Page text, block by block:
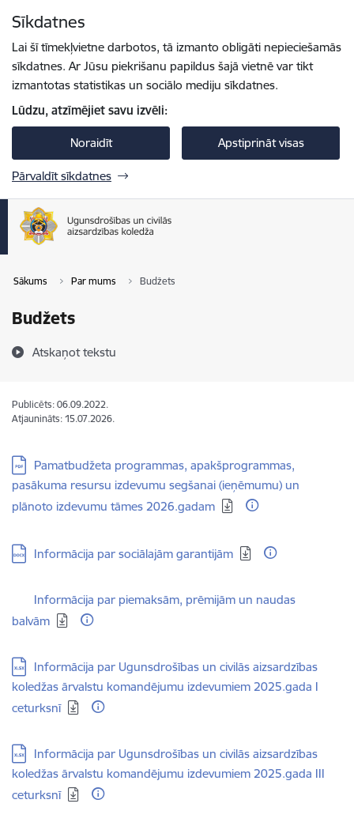
Sīkdatnes
Lai šī tīmekļvietne darbotos, tā izmanto obligāti nepieciešamās
sīkdatnes. Ar Jūsu piekrišanu papildus šajā vietnē var tikt
izmantotas statistikas un sociālo mediju sīkdatnes.
Lūdzu, atzīmējiet savu izvēli:
Noraidīt Apstiprināt visas
Pārvaldīt sīkdatnes
Sākums Par mums Budžets
Budžets
Atskaņot tekstu
Publicēts: 06.09.2022.
Atjaunināts: 15.07.2026.
Lejupielādēt:
Pamatbudžeta programmas, apakšprogrammas,
pasākuma resursu izdevumu segšanai (ieņēmumu) un
plānoto izdevumu tāmes 2026.gadam
Lejupielādēt:
Informācija par sociālajām garantijām
Lejupielādēt:
Informācija par piemaksām, prēmijām un naudas
balvām
Lejupielādēt:
Informācija par Ugunsdrošības un civilās aizsardzības
koledžas ārvalstu komandējumu izdevumiem 2025.gada I
ceturksnī
Lejupielādēt:
Informācija par Ugunsdrošības un civilās aizsardzības
koledžas ārvalstu komandējumu izdevumiem 2025.gada III
ceturksnī